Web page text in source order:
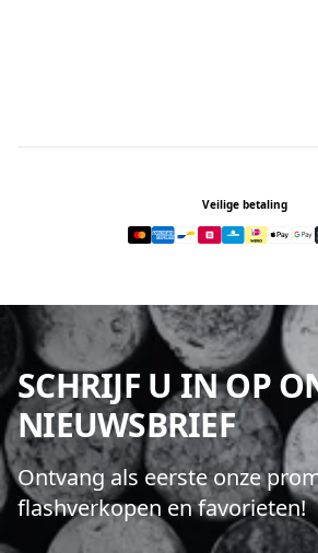
Veilige betaling
SCHRIJF U IN OP
NIEUWSBRIEF
Ontvang als eerste onze
flashverkopen en favorieten!